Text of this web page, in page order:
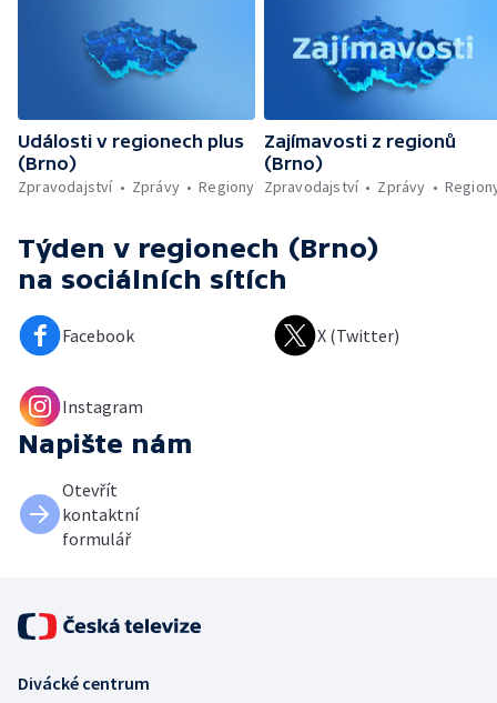
Události v regionech plus
(Brno)
Zpravodajství
Zprávy Regiony
Zajímavosti z regionů
(Brno)
Zpravodajství
Zprávy
Týden v regionech (Brno)
na sociálních sítích
Facebook X (Twitter)
Instagram
Napište nám
Otevřít
kontaktní
formulář
Divácké centrum